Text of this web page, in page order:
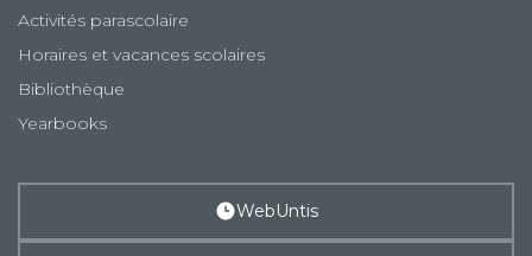
Activités parascolaire
Horaires et vacances scolaires
Bibliothèque
Yearbooks
WebUntis